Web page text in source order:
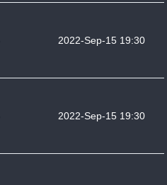
2022-Sep-15 19:30
2022-Sep-15 19:30